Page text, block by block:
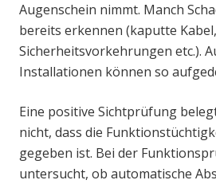
Augenschein nimmt. Manch
bereits erkennen (kaputte
Sicherheitsvorkehrungen etc.).
Installationen können so
Eine positive Sichtprüfung
nicht, dass die
gegeben ist. Bei der
untersucht, ob automatische